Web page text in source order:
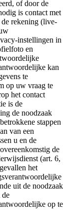
of door de
is contact met
de rekening (live-
instellingen in
en
kan
te
op uw vraag te
het contact
is de
de noodzaak
stappen
van een
u en de
de
(art. 6,
het
uit de noodzaak
de
op te